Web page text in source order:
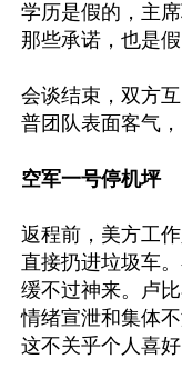
学历是假的，主
那些承诺，也是
会谈结束，双方
普团队表面客气，
空军一号停机坪
返程前，美方工
直接扔进垃圾车
缓不过神来。卢
情绪宣泄和集体
这不关乎个人喜